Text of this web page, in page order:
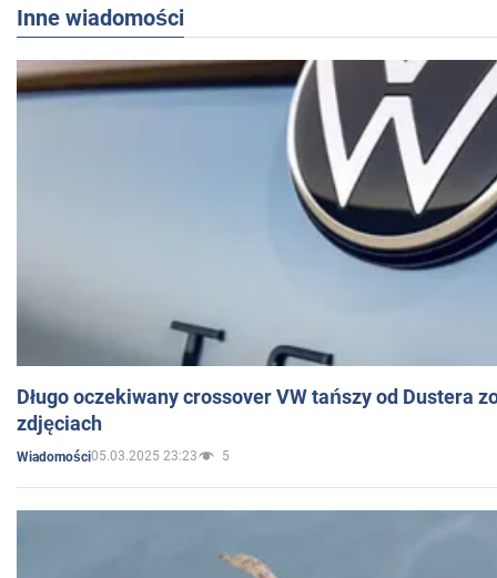
Inne wiadomości
Długo oczekiwany crossover VW tańszy od Dustera
zdjęciach
Wiadomości05.03.2025 23:23 5